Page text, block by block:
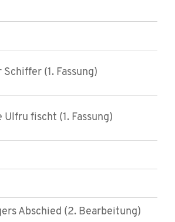
Schiffer (1. Fassung)
Ulfru fischt (1. Fassung)
Abschied (2. Bearbeitung)